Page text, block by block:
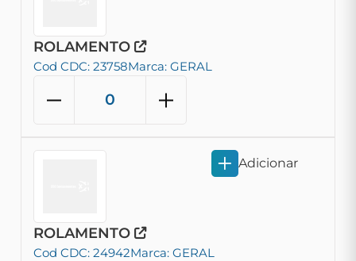
ROLAMENTO
Cod CDC: 23758Marca: GERAL
ROLAMENTO
Cod CDC: 24942Marca: GERAL
Adicionar